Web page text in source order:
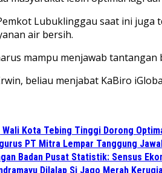
Lubuklinggau saat ini
air bersih.
mampu menjawab
beliau menjabat KaBiro
Kota Tebing Tinggi Dorong
PT Mitra Lempar Tanggung
Badan Pusat Statistik: Sensus
Dilalap Si Jago Merah